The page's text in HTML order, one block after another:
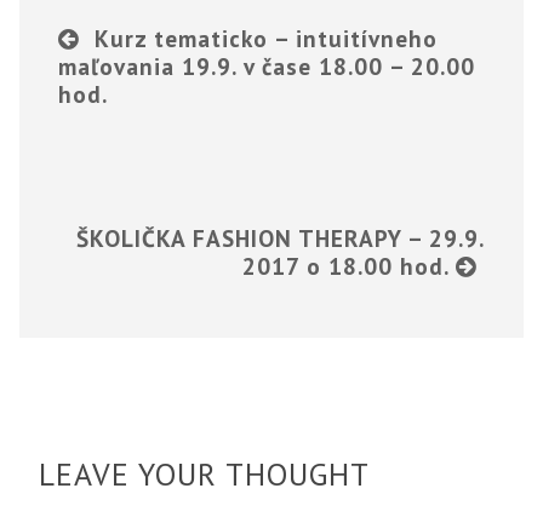
Kurz tematicko – intuitívneho
maľovania 19.9. v čase 18.00 – 20.00
hod.
ŠKOLIČKA FASHION THERAPY – 29.9.
2017 o 18.00 hod.
LEAVE YOUR THOUGHT